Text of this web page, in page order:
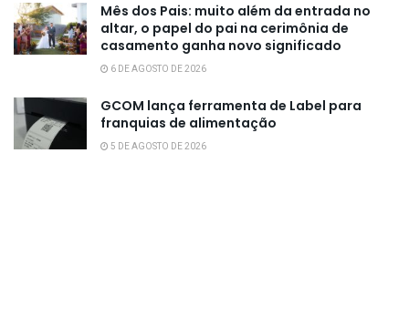
Mês dos Pais: muito além da entrada no
altar, o papel do pai na cerimônia de
casamento ganha novo significado
6 DE AGOSTO DE 2026
GCOM lança ferramenta de Label para
franquias de alimentação
5 DE AGOSTO DE 2026